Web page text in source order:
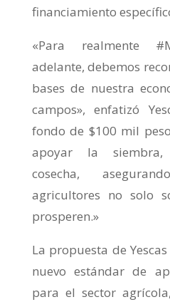
financiamiento
«Para realmente
adelante, debemos
bases de nuestra
campos», enfatizó
fondo de $100 mil
apoyar la siembra,
cosecha,
agricultores no solo
prosperen.»
La propuesta de
nuevo estándar de
para el sector